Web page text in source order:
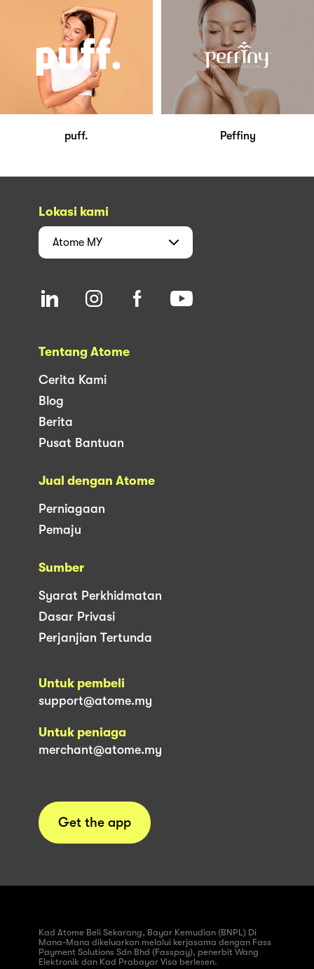
puff. Peffiny
Lokasi kami
Atome MY
Tentang Atome
Cerita Kami
Blog
Berita
Pusat Bantuan
Jual dengan Atome
Perniagaan
Pemaju
Sumber
Syarat Perkhidmatan
Dasar Privasi
Perjanjian Tertunda
Untuk pembeli
support@atome.my
Untuk peniaga
merchant@atome.my
Get the app
Kad Atome Beli Sekarang, Bayar Kemudian (BNPL) Di
Mana-Mana dikeluarkan melalui kerjasama dengan Fass
Payment Solutions Sdn Bhd (Fasspay), penerbit Wang
Elektronik dan Kad Prabayar Visa berlesen.